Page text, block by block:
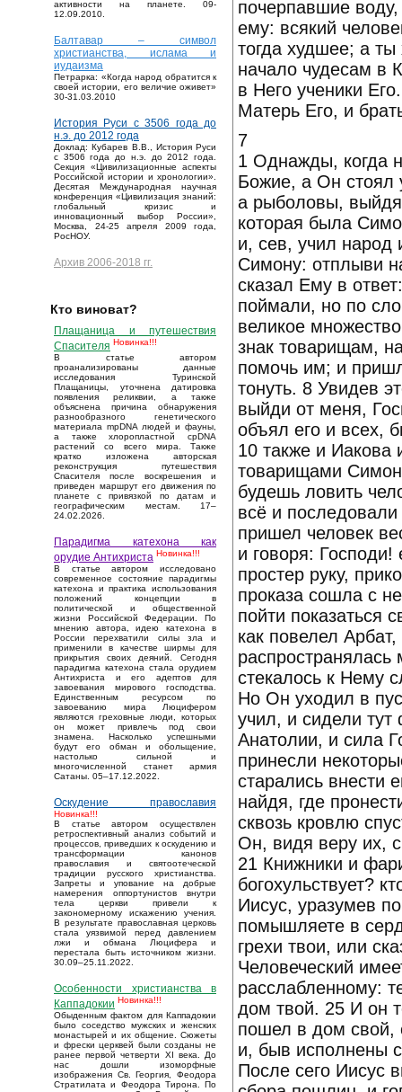
активности на планете. 09-
12.09.2010.
Балтавар – символ
христианства, ислама и
иудаизма
Петрарка: «Когда народ обратится к
своей истории, его величие оживет»
30-31.03.2010
История Руси с 3506 года до
н.э. до 2012 года
Доклад: Кубарев В.В., История Руси
с 3506 года до н.э. до 2012 года.
Секция «Цивилизационные аспекты
Российской истории и хронологии».
Десятая Международная научная
конференция «Цивилизация знаний:
глобальный кризис и
инновационный выбор России»,
Москва, 24-25 апреля 2009 года,
РосНОУ.
Архив 2006-2018 гг.
Кто виноват?
Плащаница и путешествия
Спасителя Новинка!!!
В статье автором
проанализированы данные
исследования Туринской
Плащаницы, уточнена датировка
появления реликвии, а также
объяснена причина обнаружения
разнообразного генетического
материала mpDNA людей и фауны,
а также хлоропластной cpDNA
растений со всего мира. Также
кратко изложена авторская
реконструкция путешествия
Спасителя после воскрешения и
приведен маршрут его движения по
планете с привязкой по датам и
географическим местам. 17–
24.02.2026.
Парадигма катехона как
орудие Антихриста Новинка!!!
В статье автором исследовано
современное состояние парадигмы
катехона и практика использования
положений концепции в
политической и общественной
жизни Российской Федерации. По
мнению автора, идею катехона в
России перехватили силы зла и
применили в качестве ширмы для
прикрытия своих деяний. Сегодня
парадигма катехона стала орудием
Антихриста и его адептов для
завоевания мирового господства.
Единственным ресурсом по
завоеванию мира Люцифером
являются греховные люди, которых
он может привлечь под свои
знамена. Насколько успешными
будут его обман и обольщение,
настолько сильной и
многочисленной станет армия
Сатаны. 05–17.12.2022.
Оскудение православия
Новинка!!!
В статье автором осуществлен
ретроспективный анализ событий и
процессов, приведших к оскудению и
трансформации канонов
православия и святоотеческой
традиции русского христианства.
Запреты и упование на добрые
намерения оппортунистов внутри
тела церкви привели к
закономерному искажению учения.
В результате православная церковь
стала уязвимой перед давлением
лжи и обмана Люцифера и
перестала быть источником жизни.
30.09–25.11.2022.
Особенности христианства в
Каппадокии Новинка!!!
Обыденным фактом для Каппадокии
было соседство мужских и женских
монастырей и их общение. Сюжеты
и фрески церквей были созданы не
ранее первой четверти XI века. До
нас дошли изоморфные
изображения Св. Георгия, Феодора
Стратилата и Феодора Тирона. По
почерпавшие
ему: всякий
тогда худшее; а
начало чудесам в
в Него ученики
Матерь Его, и
7
1 Однажды, когда
Божие, а Он стоял
а рыболовы,
которая была
и, сев, учил народ
Симону: отплыви
сказал Ему в
поймали, но по
великое
знак товарищам,
помочь им; и
тонуть. 8 Увидев
выйди от меня,
объял его и всех,
10 также и
товарищами
будешь ловить
всё и
пришел человек
и говоря:
простер руку,
проказа сошла с
пойти показаться
как повелел
стекалось к Нему
Но Он уходил в
учил, и сидели
Анатолии, и сила
принесли
старались внести
найдя, где
сквозь кровлю
Он, видя веру их,
21 Книжники и
богохульствует?
Иисус, уразумев
помышляете в
грехи твои, или
Человеческий
расслабленному:
дом твой. 25 И он
пошел в дом свой,
и, быв исполнены
После сего Иисус